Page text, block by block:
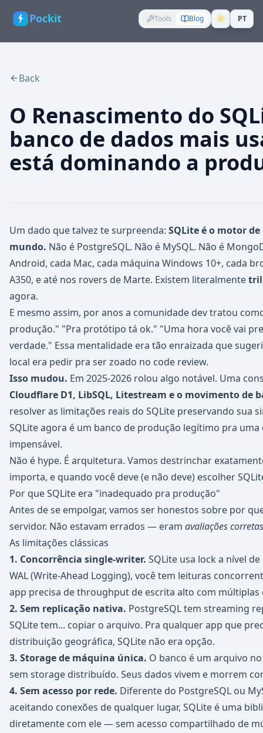
Pockit Tools Blog PT
Back
O Renascimento do
banco de dados mais
está dominando a
Um dado que talvez te surpreenda: SQLite é o motor
mundo. Não é PostgreSQL. Não é MySQL. Não é
Android, cada Mac, cada máquina Windows 10+, cada
A350, e até nos rovers de Marte. Existem literalmente
agora.
E mesmo assim, por anos a comunidade dev tratou
produção." "Pra protótipo tá ok." "Uma hora você vai
verdade." Essa mentalidade era tão enraizada que
local era pedir pra ser zoado no code review.
Isso mudou. Em 2025-2026 rolou algo notável. Uma
Cloudflare D1, LibSQL, Litestream e o movimento de
resolver as limitações reais do SQLite preservando sua
SQLite agora é um banco de produção legítimo pra uma
impensável.
Não é hype. É arquitetura. Vamos destrinchar
importa, e quando você deve (e não deve) escolher
Por que SQLite era "inadequado pra produção"
Antes de se empolgar, vamos ser honestos sobre por
servidor. Não estavam errados — eram avaliações
As limitações clássicas
1. Concorrência single-writer. SQLite usa lock a nível
WAL (Write-Ahead Logging), você tem leituras
app precisa de throughput de escrita alto com múltiplas
2. Sem replicação nativa. PostgreSQL tem streaming
SQLite tem... copiar o arquivo. Pra qualquer app que
distribuição geográfica, SQLite não era opção.
3. Storage de máquina única. O banco é um arquivo
sem storage distribuído. Seus dados vivem e morrem
4. Sem acesso por rede. Diferente do PostgreSQL ou
aceitando conexões de qualquer lugar, SQLite é uma
diretamente com ele — sem acesso compartilhado de